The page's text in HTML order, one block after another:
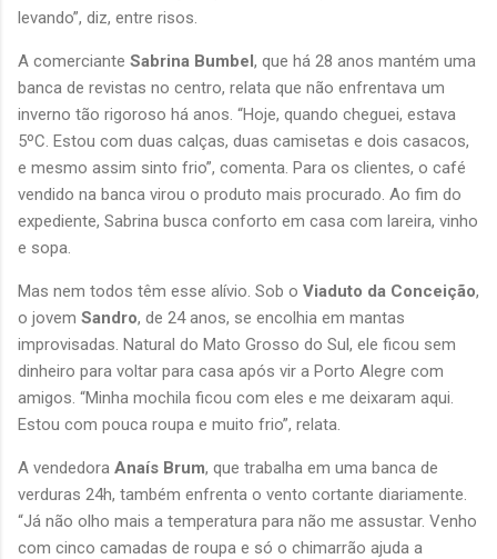
levando”, diz, entre risos.
A comerciante Sabrina Bumbel, que há 28 anos mantém uma
banca de revistas no centro, relata que não enfrentava um
inverno tão rigoroso há anos. “Hoje, quando cheguei, estava
5ºC. Estou com duas calças, duas camisetas e dois casacos,
e mesmo assim sinto frio”, comenta. Para os clientes, o café
vendido na banca virou o produto mais procurado. Ao fim do
expediente, Sabrina busca conforto em casa com lareira, vinho
e sopa.
Mas nem todos têm esse alívio. Sob o Viaduto da Conceição,
o jovem Sandro, de 24 anos, se encolhia em mantas
improvisadas. Natural do Mato Grosso do Sul, ele ficou sem
dinheiro para voltar para casa após vir a Porto Alegre com
amigos. “Minha mochila ficou com eles e me deixaram aqui.
Estou com pouca roupa e muito frio”, relata.
A vendedora Anaís Brum, que trabalha em uma banca de
verduras 24h, também enfrenta o vento cortante diariamente.
“Já não olho mais a temperatura para não me assustar. Venho
com cinco camadas de roupa e só o chimarrão ajuda a